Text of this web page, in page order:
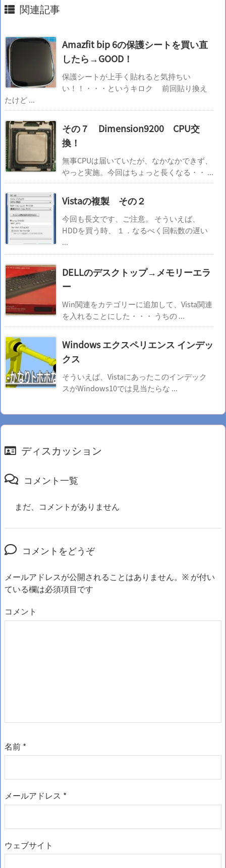
関連記事
Amazfit bip 6の保護シートを買い直
したら→GOOD！
保護シートが上手く貼れると気持ちい
い！！・・・というキロク 前回貼り換え
たけど ...
その７ Dimension9200 CPU交
換！
無事CPUは届いていたが、なかなかできず、
やっと実施。今回はちょっと長くなる・・ ...
Vistaの複製 その２
今回も長文です、ご注意。 そういえば、
HDDを買う時、 １．なるべく回転数の遅い
...
DELLのデスクトップ→メモリーエラ
ー
Win関連をカテゴリーに追加して、Vista関連
を入れることにした・・・ うちの ...
Windows エクスペリエンス インデッ
クス
そういえば、Vistaにあったこのインデック
スがWindows10では見当たらな ...
ディスカッション
コメント一覧
まだ、コメントがありません
コメントをどうぞ
メールアドレスが公開されることはありません。 ※ が付い
ている欄は必須項目です
コメント
名前 *
メールアドレス *
ウェブサイト